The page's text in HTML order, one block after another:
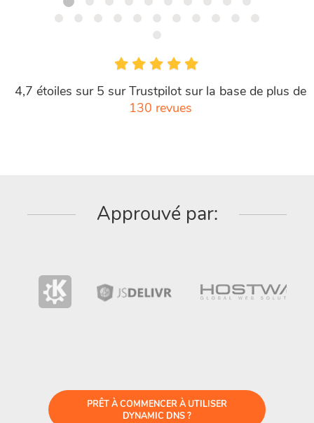
4,7 étoiles sur 5 sur Trustpilot sur la base de plus de
130 revues
Approuvé par:
PRÊT À COMMENCER À UTILISER
DYNAMIC DNS ?